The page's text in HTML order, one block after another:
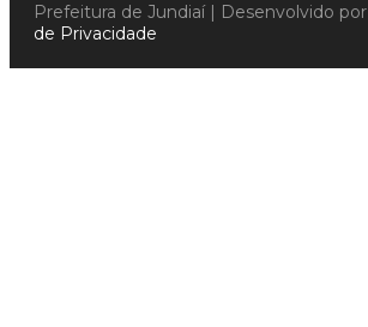
Prefeitura de Jundiaí | Desenvolvido por
de Privacidade